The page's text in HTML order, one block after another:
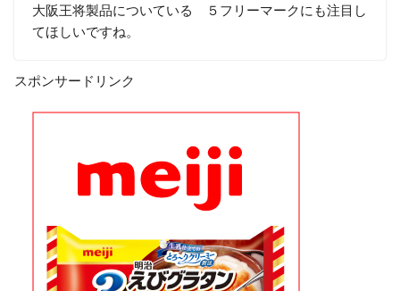
大阪王将製品についている ５フリーマークにも注目し
てほしいですね。
スポンサードリンク